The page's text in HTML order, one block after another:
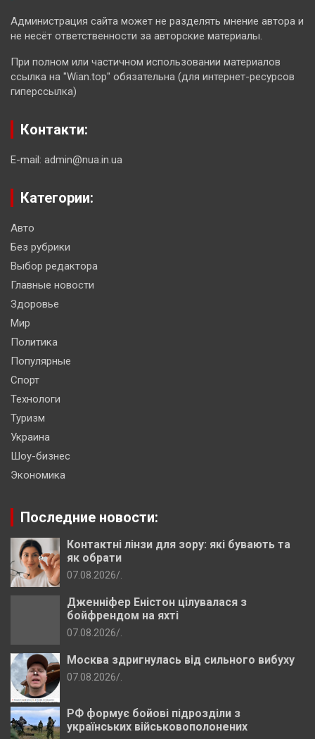
Администрация сайта может не разделять мнение автора и
не несёт ответственности за авторские материалы.
При полном или частичном использовании материалов
ссылка на "Wian.top" обязательна (для интернет-ресурсов
гиперссылка)
Контакти:
E-mail: admin@nua.in.ua
Категории:
Авто
Без рубрики
Выбор редактора
Главные новости
Здоровье
Мир
Политика
Популярные
Спорт
Технологи
Туризм
Украина
Шоу-бизнес
Экономика
Последние новости:
Контактні лінзи для зору: які бувають та
як обрати
07.08.2026
Дженніфер Еністон цілувалася з
бойфрендом на яхті
07.08.2026
Москва здригнулась від сильного вибуху
07.08.2026
РФ формує бойові підрозділи з
українських військовополонених